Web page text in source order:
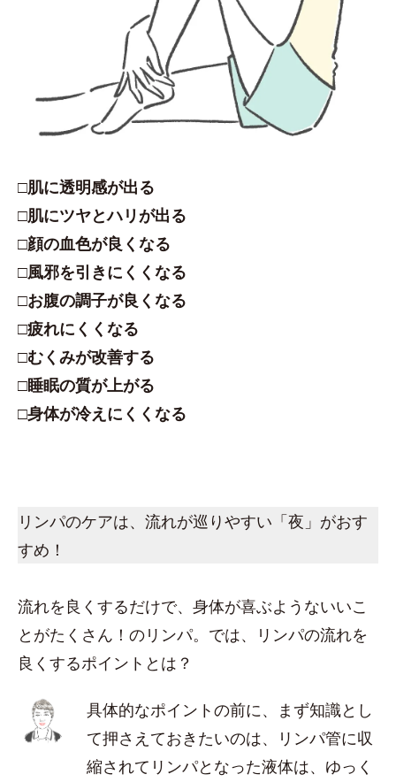
□肌に透明感が出る
□肌にツヤとハリが出る
□顔の血色が良くなる
□風邪を引きにくくなる
□お腹の調子が良くなる
□疲れにくくなる
□むくみが改善する
□睡眠の質が上がる
□身体が冷えにくくなる
リンパのケアは、流れが巡りやすい「夜」がおす
すめ！
流れを良くするだけで、身体が喜ぶようないいこ
とがたくさん！のリンパ。では、リンパの流れを
良くするポイントとは？
具体的なポイントの前に、まず知識とし
て押さえておきたいのは、リンパ管に収
縮されてリンパとなった液体は、ゆっく